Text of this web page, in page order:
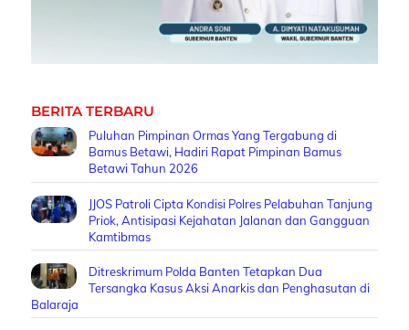
BERITA TERBARU
Puluhan Pimpinan Ormas Yang Tergabung di
Bamus Betawi, Hadiri Rapat Pimpinan Bamus
Betawi Tahun 2026
JJOS Patroli Cipta Kondisi Polres Pelabuhan Tanjung
Priok, Antisipasi Kejahatan Jalanan dan Gangguan
Kamtibmas
Ditreskrimum Polda Banten Tetapkan Dua
Tersangka Kasus Aksi Anarkis dan Penghasutan di
Balaraja